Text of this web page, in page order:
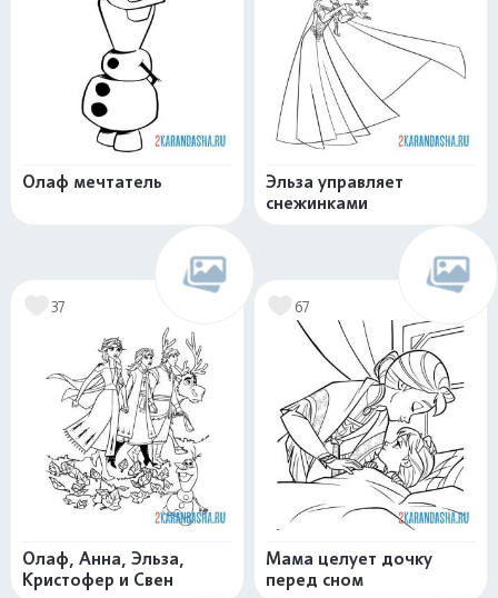
Олаф мечтатель
Эльза управляет
снежинками
37
Олаф, Анна, Эльза,
Кристофер и Свен
67
Мама целует дочку
перед сном